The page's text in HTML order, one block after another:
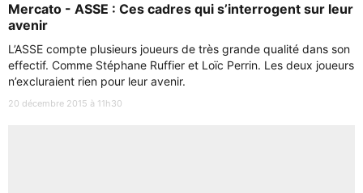
Mercato - ASSE : Ces cadres qui s’interrogent sur leur
avenir
L’ASSE compte plusieurs joueurs de très grande qualité dans son
effectif. Comme Stéphane Ruffier et Loïc Perrin. Les deux joueurs
n’excluraient rien pour leur avenir.
20 décembre 2015 à 11h30